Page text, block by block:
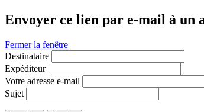
Envoyer ce lien par e-mail à un
Fermer la fenêtre
Destinataire
Expéditeur
Votre adresse e-mail
Sujet